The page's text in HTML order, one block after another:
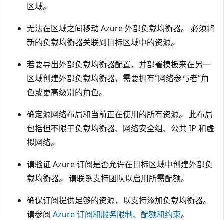
区域。
无法在区域之间移动 Azure 外部负载均衡器。 必须将
新的负载均衡器关联到目标区域中的资源。
若要导出外部负载均衡器配置，并部署模板来在另一
区域创建外部负载均衡器，需要拥有“网络参与者”角
色或更高级别的角色。
确定源网络布局和当前正在使用的所有资源。 此布局
包括但不限于负载均衡器、网络安全组、公共 IP 和虚
拟网络。
请验证 Azure 订阅是否允许在目标区域中创建外部负
载均衡器。 请联系支持团队以启用所需配额。
确保订阅提供足够的资源，以支持添加负载均衡器。
请参阅 Azure 订阅和服务限制、配额和约束。